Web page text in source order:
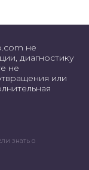
не
диагностику
не
или
знать о